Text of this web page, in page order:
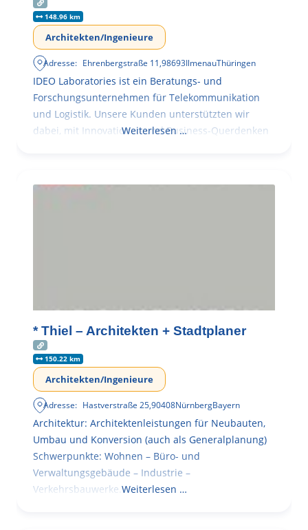
148.96 km
Architekten/Ingenieure
Adresse: Ehrenbergstraße 11,98693IlmenauThüringen
IDEO Laboratories ist ein Beratungs- und
Forschungsunternehmen für Telekommunikation
und Logistik. Unsere Kunden unterstützten wir
dabei, mit Innovationen und Business-Querdenken
Weiterlesen …
* Thiel – Architekten + Stadtplaner
150.22 km
Architekten/Ingenieure
Adresse: Hastverstraße 25,90408NürnbergBayern
Architektur: Architektenleistungen für Neubauten,
Umbau und Konversion (auch als Generalplanung)
Schwerpunkte: Wohnen – Büro- und
Verwaltungsgebäude – Industrie –
Verkehrsbauwerke. Weiterlesen …